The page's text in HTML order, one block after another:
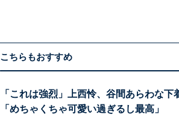
こちらもおすすめ
「これは強烈」上西怜、谷間あらわな下
「めちゃくちゃ可愛い過ぎるし最高」